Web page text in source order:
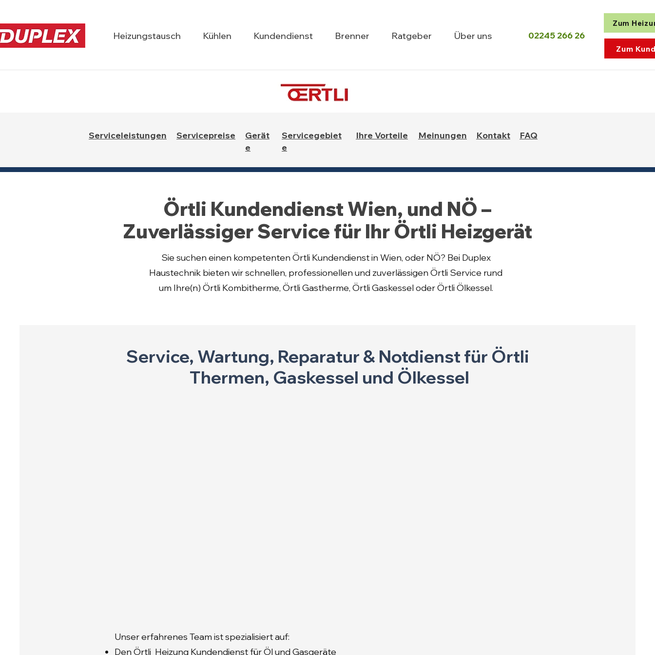
Heizungstausch Kühlen Kundendienst Brenner Ratgeber Über uns 02245 266 26
Zum
Zum
Serviceleistungen Servicepreise
Gerät
e
Servicegebiet
e
Ihre Vorteile Meinungen Kontakt FAQ
Örtli Kundendienst Wien, und NÖ –
Zuverlässiger Service für Ihr Örtli Heizgerät
Sie suchen einen kompetenten Örtli Kundendienst in Wien, oder NÖ? Bei Duplex
Haustechnik bieten wir schnellen, professionellen und zuverlässigen Örtli Service rund
um Ihre(n) Örtli Kombitherme, Örtli Gastherme, Örtli Gaskessel oder Örtli Ölkessel.
Service, Wartung, Reparatur & Notdienst für Örtli
Thermen, Gaskessel und Ölkessel
Unser erfahrenes Team ist spezialisiert auf:
Den Örtli Heizung Kundendienst für Öl und Gasgeräte